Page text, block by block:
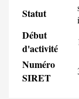
Statut
Début
d'activité
Numéro
SIRET